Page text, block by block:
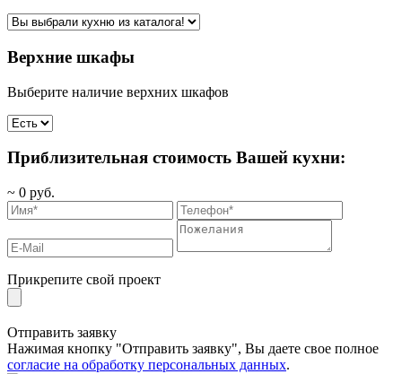
Верхние шкафы
Выберите наличие верхних шкафов
Приблизительная стоимость Вашей кухни:
~ 0 руб.
Прикрепите свой проект
Отправить заявку
Нажимая кнопку "Отправить заявку", Вы даете свое полное
согласие на обработку персональных данных.